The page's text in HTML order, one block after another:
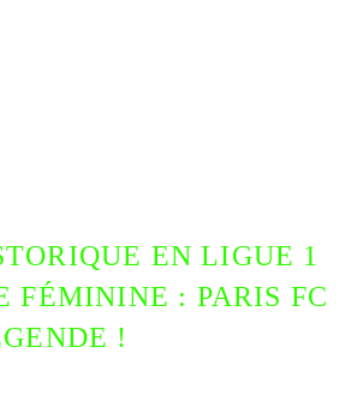
EN LIGUE 1
FÉMININE : PARIS FC
!